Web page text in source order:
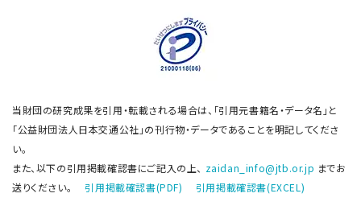
当財団の研究成果を引用・転載される場合は、「引用元書籍名・データ名」と
「公益財団法人日本交通公社」の刊行物・データであることを明記してくださ
い。
また、以下の引用掲載確認書にご記入の上、 zaidan_info@jtb.or.jp までお
送りください。 引用掲載確認書(PDF) 引用掲載確認書(EXCEL)